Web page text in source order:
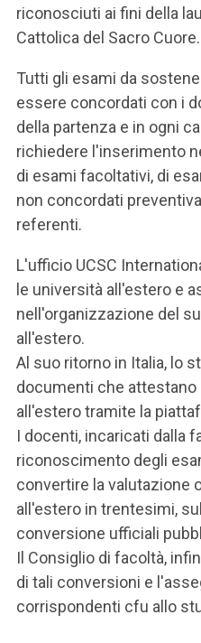
riconosciuti ai fini della
Cattolica del Sacro Cuore.
Tutti gli esami da
essere concordati con i
della partenza e in ogni
richiedere l'inserimento
di esami facoltativi, di
non concordati
referenti.
L'ufficio UCSC
le università all'estero e
nell'organizzazione del
all'estero.
Al suo ritorno in Italia, lo
documenti che
all'estero tramite la
I docenti, incaricati dalla
riconoscimento degli
convertire la valutazione
all'estero in trentesimi,
conversione ufficiali
Il Consiglio di facoltà,
di tali conversioni e
corrispondenti cfu allo